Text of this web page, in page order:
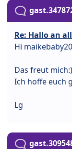
Re: Hallo an
Hi maikebaby20
Das freut mich:)
Ich hoffe euch
Lg